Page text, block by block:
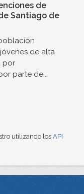
de
Santiago de
de alta
por
parte de...
utilizando los API